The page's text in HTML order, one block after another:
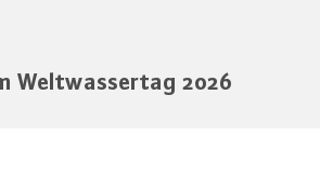
Weltwassertag 2026